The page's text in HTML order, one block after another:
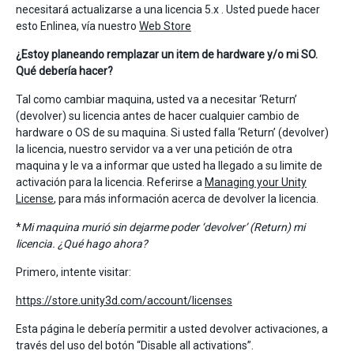
necesitará actualizarse a una licencia 5.x . Usted puede hacer
esto Enlinea, vía nuestro Web Store
¿Estoy planeando remplazar un item de hardware y/o mi SO.
Qué debería hacer?
Tal como cambiar maquina, usted va a necesitar ‘Return’
(devolver) su licencia antes de hacer cualquier cambio de
hardware o OS de su maquina. Si usted falla ‘Return’ (devolver)
la licencia, nuestro servidor va a ver una petición de otra
maquina y le va a informar que usted ha llegado a su limite de
activación para la licencia. Referirse a Managing your Unity
License, para más información acerca de devolver la licencia.
*Mi maquina murió sin dejarme poder ‘devolver’ (Return) mi
licencia. ¿Qué hago ahora?
Primero, intente visitar:
https://store.unity3d.com/account/licenses
Esta página le debería permitir a usted devolver activaciones, a
través del uso del botón “Disable all activations”.